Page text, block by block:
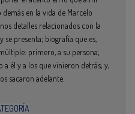
en la vida de Marcelo
detalles relacionados con la
se presenta; biografía que es,
primero, a su persona;
a él y a los que vinieron detrás; y,
sacaron adelante.